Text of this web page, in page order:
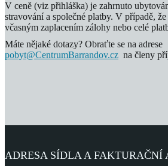
V ceně (viz přihláška) je zahrnuto
stravování a společné platby. V případě,
včasným zaplacením zálohy nebo celé
Máte nějaké dotazy? Obraťte se na adrese
pobyt@CentrumBarrandov.cz na členy
ADRESA SÍDLA A FAKTURAČNÍ